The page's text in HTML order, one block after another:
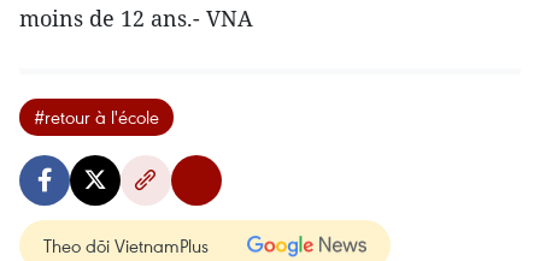
moins de 12 ans.- VNA
#retour à l'école
Theo dõi VietnamPlus